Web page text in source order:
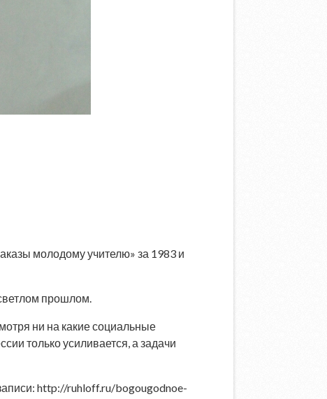
молодому учителю» за 1983 и
прошлом.
ни на какие социальные
только усиливается, а задачи
http://ruhloff.ru/bogougodnoe-